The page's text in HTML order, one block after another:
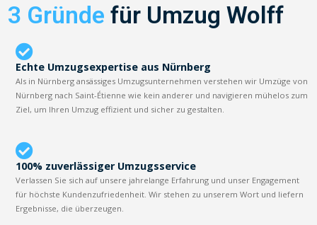
3 Gründe für Umzug Wolff
Echte Umzugsexpertise aus Nürnberg
Als in Nürnberg ansässiges Umzugsunternehmen verstehen wir Umzüge von
Nürnberg nach Saint-Étienne wie kein anderer und navigieren mühelos zum
Ziel, um Ihren Umzug effizient und sicher zu gestalten.
100% zuverlässiger Umzugsservice
Verlassen Sie sich auf unsere jahrelange Erfahrung und unser Engagement
für höchste Kundenzufriedenheit. Wir stehen zu unserem Wort und liefern
Ergebnisse, die überzeugen.